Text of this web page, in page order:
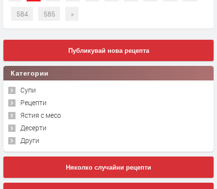
584 585 »
Публикувай нова рецепта
Категории
Супи
Рецепти
Ястия с месо
Десерти
Други
Няколко случайни рецепти